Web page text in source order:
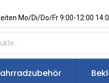
Mo/Di/Do/Fr 9:00-12:00